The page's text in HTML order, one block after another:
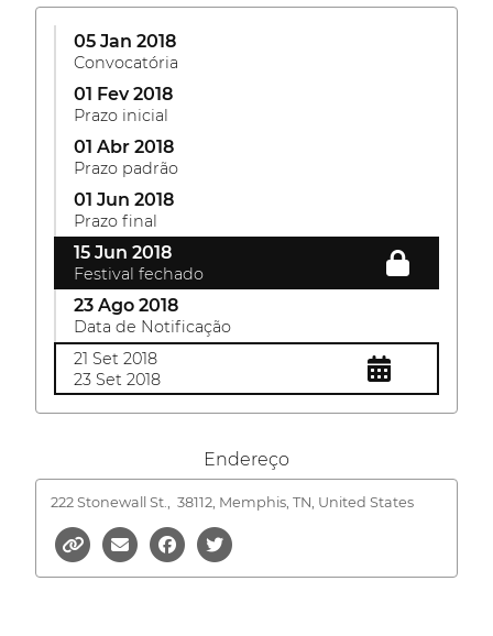
05 Jan 2018
Convocatória
01 Fev 2018
Prazo inicial
01 Abr 2018
Prazo padrão
01 Jun 2018
Prazo final
15 Jun 2018
Festival fechado
23 Ago 2018
Data de Notificação
21 Set 2018
23 Set 2018
Endereço
222 Stonewall St., 38112, Memphis, TN, United States